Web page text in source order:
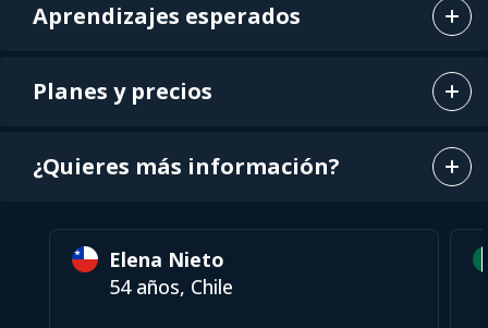
Aprendizajes esperados
Planes y precios
¿Quieres más información?
Elena Nieto
54 años, Chile